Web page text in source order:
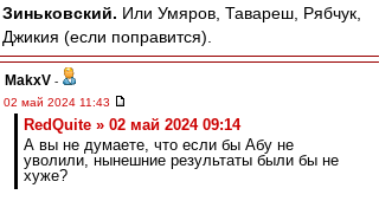
Зиньковский. Или Умяров, Тавареш, Рябчук,
Джикия (если поправится).
MakxV -
02 май 2024 11:43
RedQuite » 02 май 2024 09:14
А вы не думаете, что если бы Абу не
уволили, нынешние результаты были бы не
хуже?